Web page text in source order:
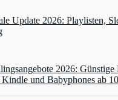
Update 2026: Playlisten,
2026: Günstige
Kindle und Babyphones ab